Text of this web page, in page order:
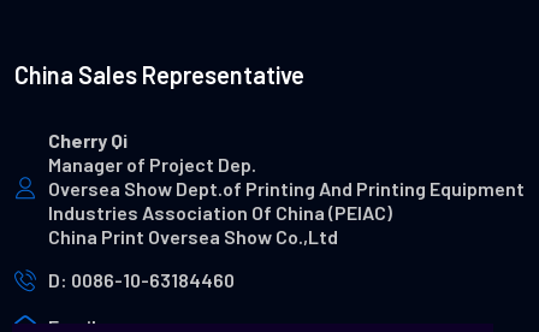
China Sales Representative
Cherry Qi
Manager of Project Dep.
Oversea Show Dept.of Printing And Printing Equipment
Industries Association Of China (PEIAC)
China Print Oversea Show Co.,Ltd
D: 0086-10-63184460
Email